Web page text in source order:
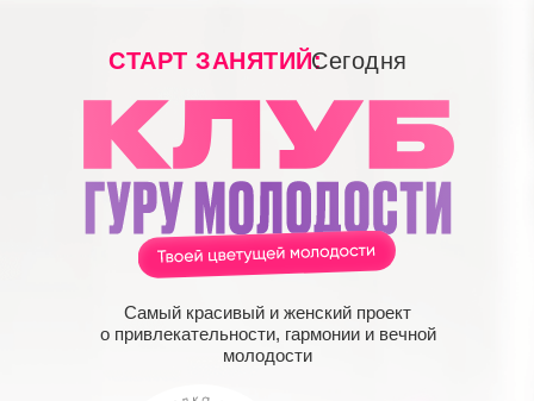
СТАРТ ЗАНЯТИЙ:Сегодня
Самый красивый и женский проект
о привлекательности, гармонии и вечной
молодости